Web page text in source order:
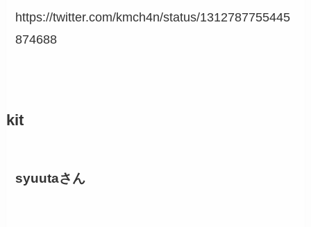
https://twitter.com/kmch4n/status/1312787755445
874688
kit
syuutaさん